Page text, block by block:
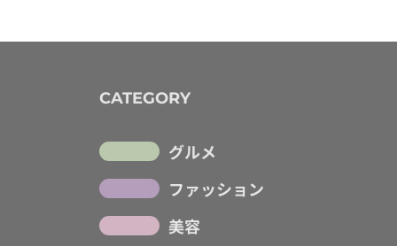
CATEGORY
グルメ
ファッション
美容